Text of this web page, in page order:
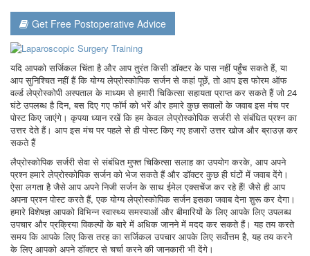
Get Free Postoperative Advice
यदि आपको सर्जिकल चिंता है और आप तुरंत किसी डॉक्टर के पास नहीं पहुँच सकते हैं, या
आप सुनिश्चित नहीं हैं कि योग्य लेप्रोस्कोपिक सर्जन से कहां पूछें, तो आप इस फोरम ऑफ
वर्ल्ड लेप्रोस्कोपी अस्पताल के माध्यम से हमारी चिकित्सा सहायता प्राप्त कर सकते हैं जो 24
घंटे उपलब्ध है दिन, बस दिए गए फॉर्म को भरें और हमारे कुछ सवालों के जवाब इस मंच पर
पोस्ट किए जाएंगे। कृपया ध्यान रखें कि हम केवल लेप्रोस्कोपिक सर्जरी से संबंधित प्रश्न का
उत्तर देते हैं। आप इस मंच पर पहले से ही पोस्ट किए गए हजारों उत्तर खोज और ब्राउज़ कर
सकते हैं
लैप्रोस्कोपिक सर्जरी सेवा से संबंधित मुफ्त चिकित्सा सलाह का उपयोग करके, आप अपने
प्रश्न हमारे लेप्रोस्कोपिक सर्जन को भेज सकते हैं और डॉक्टर कुछ ही घंटों में जवाब देंगे।
ऐसा लगता है जैसे आप अपने निजी सर्जन के साथ ईमेल एक्सचेंज कर रहे हैं! जैसे ही आप
अपना प्रश्न पोस्ट करते हैं, एक योग्य लेप्रोस्कोपिक सर्जन इसका जवाब देना शुरू कर देगा।
हमारे विशेषज्ञ आपको विभिन्न स्वास्थ्य समस्याओं और बीमारियों के लिए आपके लिए उपलब्ध
उपचार और प्रक्रिया विकल्पों के बारे में अधिक जानने में मदद कर सकते हैं। यह तय करते
समय कि आपके लिए किस तरह का सर्जिकल उपचार आपके लिए सर्वोत्तम है, यह तय करने
के लिए आपको अपने डॉक्टर से चर्चा करने की जानकारी भी देंगे।